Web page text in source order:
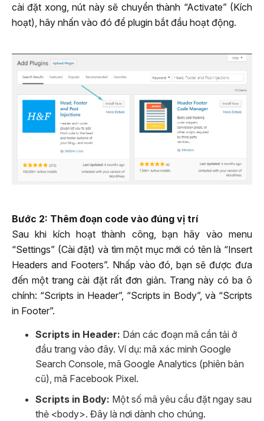
cài đặt xong, nút này sẽ chuyển thành “Activate” (Kích
hoạt), hãy nhấn vào đó để plugin bắt đầu hoạt động.
Bước 2: Thêm đoạn code vào đúng vị trí
Sau khi kích hoạt thành công, bạn hãy vào menu
“Settings” (Cài đặt) và tìm một mục mới có tên là “Insert
Headers and Footers”. Nhấp vào đó, bạn sẽ được đưa
đến một trang cài đặt rất đơn giản. Trang này có ba ô
chính: “Scripts in Header”, “Scripts in Body”, và “Scripts
in Footer”.
Scripts in Header: Dán các đoạn mã cần tải ở
đầu trang vào đây. Ví dụ: mã xác minh Google
Search Console, mã Google Analytics (phiên bản
cũ), mã Facebook Pixel.
Scripts in Body: Một số mã yêu cầu đặt ngay sau
thẻ <body>. Đây là nơi dành cho chúng.